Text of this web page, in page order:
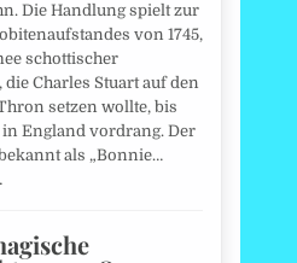
Die Handlung spielt zur
von 1745,
schottischer
Charles Stuart auf den
setzen wollte, bis
in England vordrang. Der
als „Bonnie…